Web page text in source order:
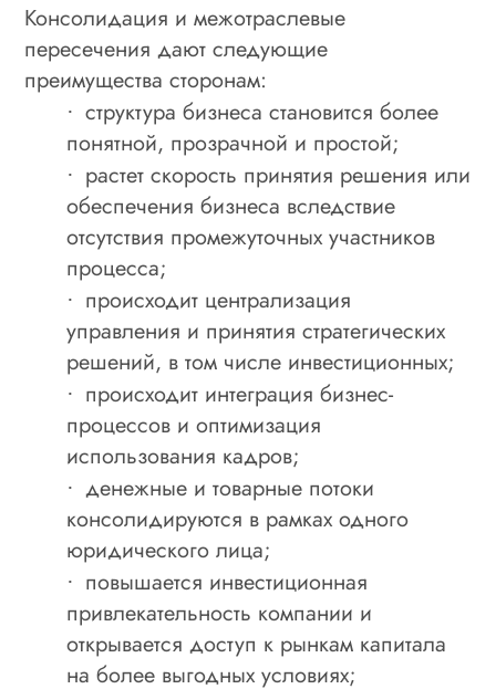
Консолидация и межотраслевые
пересечения дают следующие
преимущества сторонам:
· структура бизнеса становится более
понятной, прозрачной и простой;
· растет скорость принятия решения или
обеспечения бизнеса вследствие
отсутствия промежуточных участников
процесса;
· происходит централизация
управления и принятия стратегических
решений, в том числе инвестиционных;
· происходит интеграция бизнес-
процессов и оптимизация
использования кадров;
· денежные и товарные потоки
консолидируются в рамках одного
юридического лица;
· повышается инвестиционная
привлекательность компании и
открывается доступ к рынкам капитала
на более выгодных условиях;